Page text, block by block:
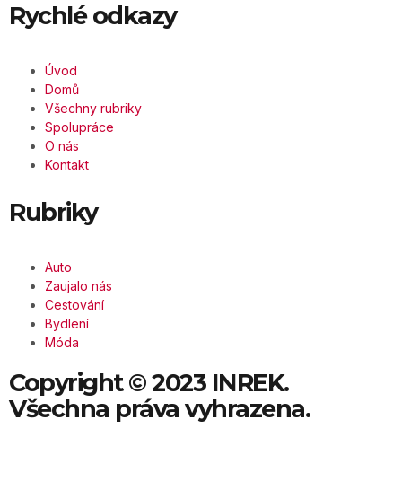
Rychlé odkazy
Úvod
Domů
Všechny rubriky
Spolupráce
O nás
Kontakt
Rubriky
Auto
Zaujalo nás
Cestování
Bydlení
Móda
Copyright © 2023 INREK.
Všechna práva vyhrazena.